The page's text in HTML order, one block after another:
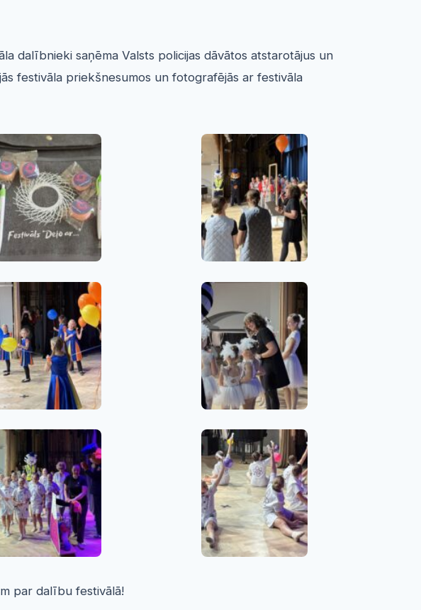
dalībnieki saņēma Valsts policijas dāvātos atstarotājus un
festivāla priekšnesumos un fotografējās ar festivāla
par dalību festivālā!